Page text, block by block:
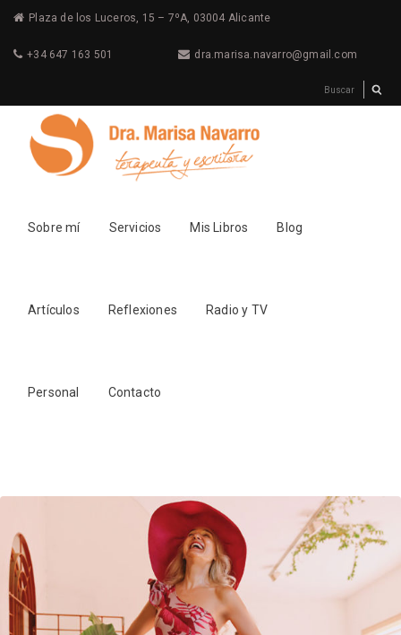
Plaza de los Luceros, 15 – 7ºA, 03004 Alicante
+34 647 163 501 dra.marisa.navarro@gmail.com
Sobre mí Servicios Mis Libros Blog
Artículos Reflexiones Radio y TV
Personal Contacto